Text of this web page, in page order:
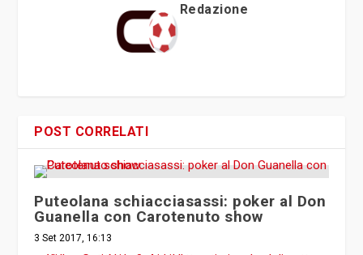
Redazione
POST CORRELATI
Puteolana schiacciasassi: poker al Don
Guanella con Carotenuto show
3 Set 2017, 16:13